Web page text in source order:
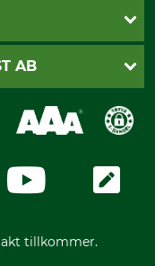
AB
tillkommer.